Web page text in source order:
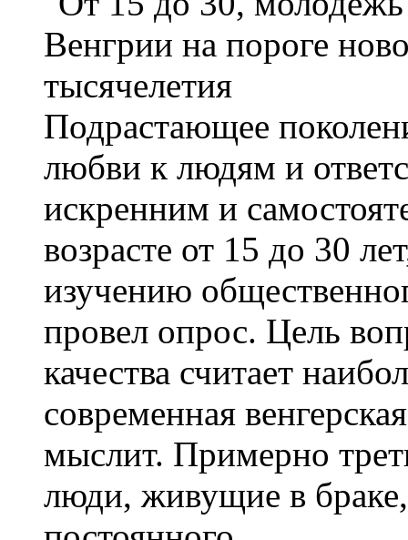
Подрастающее
любви к людям и
искренним и
возрасте от 15 до 30
изучению
провел опрос. Цель
качества считает
современная
мыслит. Примерно
люди, живущие в